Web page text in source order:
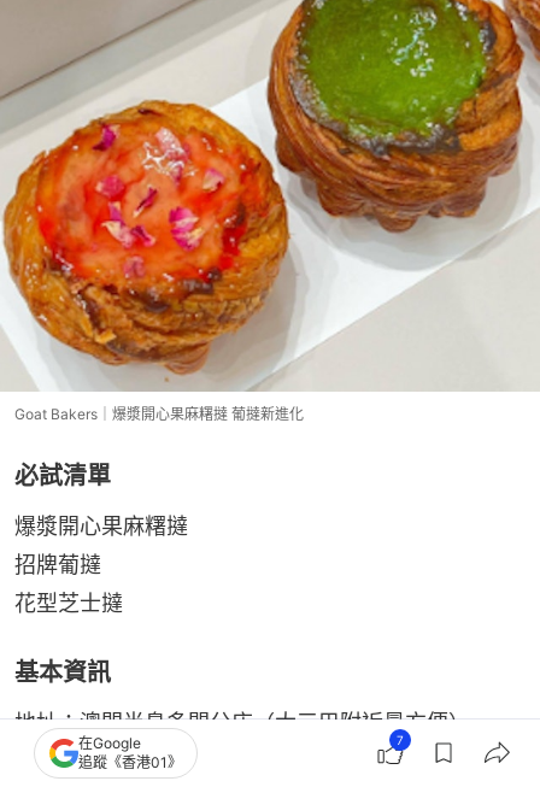
Goat Bakers｜爆漿開心果麻糬撻 葡撻新進化
必試清單
爆漿開心果麻糬撻
招牌葡撻
花型芝士撻
基本資訊
地址：澳門半島多間分店（大三巴附近最方便）
營業時間：10:00-20:00
在Google
追蹤《香港01》
7